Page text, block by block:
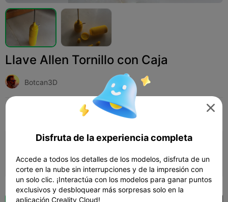
Llave Allen Tornillo con Caja
Botcan3D
Add Hogar  Herramientas y repuestos 
Añadir configuración de impresión
Gana más puntos

Disfruta de la experiencia completa
Accede a todos los detalles de los modelos, disfruta de un
corte en la nube sin interrupciones y de la impresión con
un solo clic. ¡Interactúa con los modelos para ganar puntos
exclusivos y desbloquear más sorpresas solo en la
aplicación Creality Cloud!